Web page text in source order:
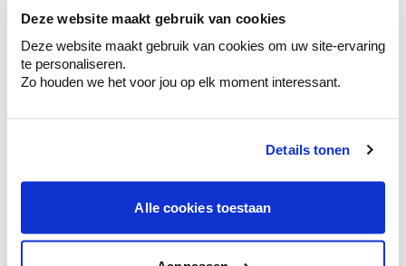
Deze website maakt gebruik van cookies
Deze website maakt gebruik van cookies om uw site-ervaring
te personaliseren.
Zo houden we het voor jou op elk moment interessant.
Details tonen
Alle cookies toestaan
Ga samen met de kleuradviseur door je
ruimtes.
Krijg kleuradvies op basis van de lichtinval
en je meubels.
Bekijk je kleur in de winkel